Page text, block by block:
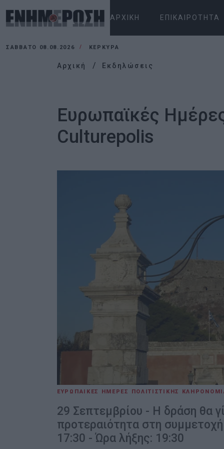
ΑΡΧΙΚΉ ΕΠΙΚΑΙΡΌΤΗΤΑ
ΣΆΒΒΑΤΟ 08.08.2026 ΚΕΡΚΥΡΑ
Αρχική Εκδηλώσεις
Ευρωπαϊκές
Culturepolis
ΕΥΡΩΠΑΙΚΕΣ ΗΜΕΡΕΣ ΠΟΛΙΤΙΣΤΙΚΗΣ
29 Σεπτεμβρίου - Η δράση θα
προτεραιότητα στη
17:30 - Ώρα λήξης: 19:30